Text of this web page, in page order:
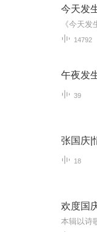
今天发
14792
午夜发
39
张国庆|
18
欢度国